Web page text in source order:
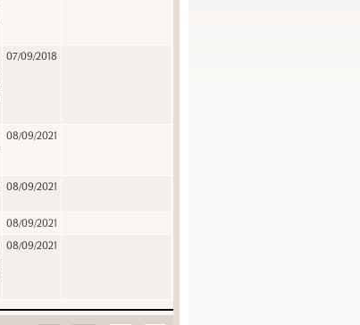
07/09/2018
08/09/2021
08/09/2021
08/09/2021
08/09/2021